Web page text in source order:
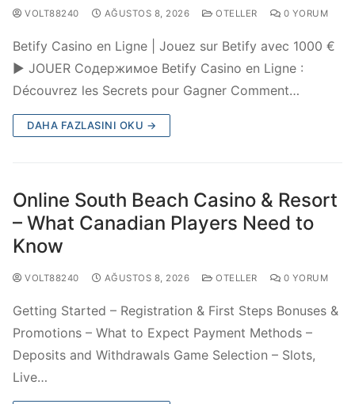
VOLT88240 AĞUSTOS 8, 2026 OTELLER 0 YORUM
Betify Casino en Ligne | Jouez sur Betify avec 1000 €
▶️ JOUER Содержимое Betify Casino en Ligne :
Découvrez les Secrets pour Gagner Comment…
DAHA FAZLASINI OKU →
Online South Beach Casino & Resort
– What Canadian Players Need to
Know
VOLT88240 AĞUSTOS 8, 2026 OTELLER 0 YORUM
Getting Started – Registration & First Steps Bonuses &
Promotions – What to Expect Payment Methods –
Deposits and Withdrawals Game Selection – Slots,
Live…